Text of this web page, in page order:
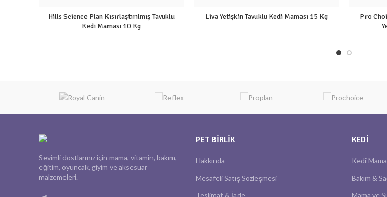
Hills Science Plan Kısırlaştırılmış Tavuklu
Kedi Maması 10 Kg
Liva Yetişkin Tavuklu Kedi Maması 15 Kg
Pro
Sevimli dostlarınız için mama, vitamin, bakım,
eğitim, oyuncak, giyim ve aksesuar
malzemeleri.
PET BIRLIK
Hakkında
Mesafeli Satış Sözleşmesi
KEDI
Kedi
Bakım &